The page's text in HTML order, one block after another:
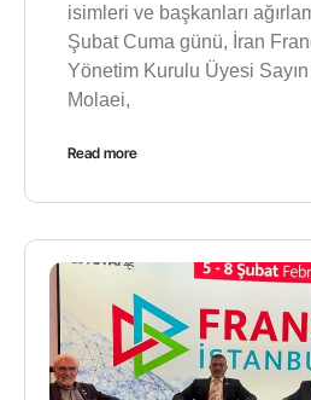
isimleri ve başkanları
Şubat Cuma günü, İran
Yönetim Kurulu Üyesi
Molaei,
Read more